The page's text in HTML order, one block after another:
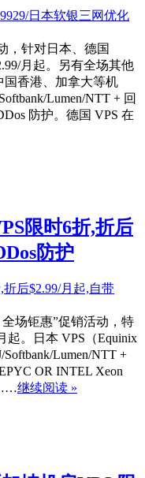
，针对日本、德国
月起。另有全场其他
国香港、加拿大等机
Lumen/NTT + 回
防护。德国 VPS 在
限时6折,折后
防护
全场钜惠”促销活动，特
起。日本 VPS（Equinix
Lumen/NTT +
OR INTEL Xeon
继续阅读 »